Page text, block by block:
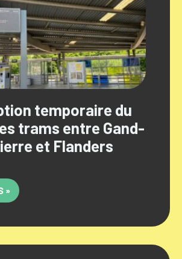
temporaire du
trams entre Gand-
et Flanders
»